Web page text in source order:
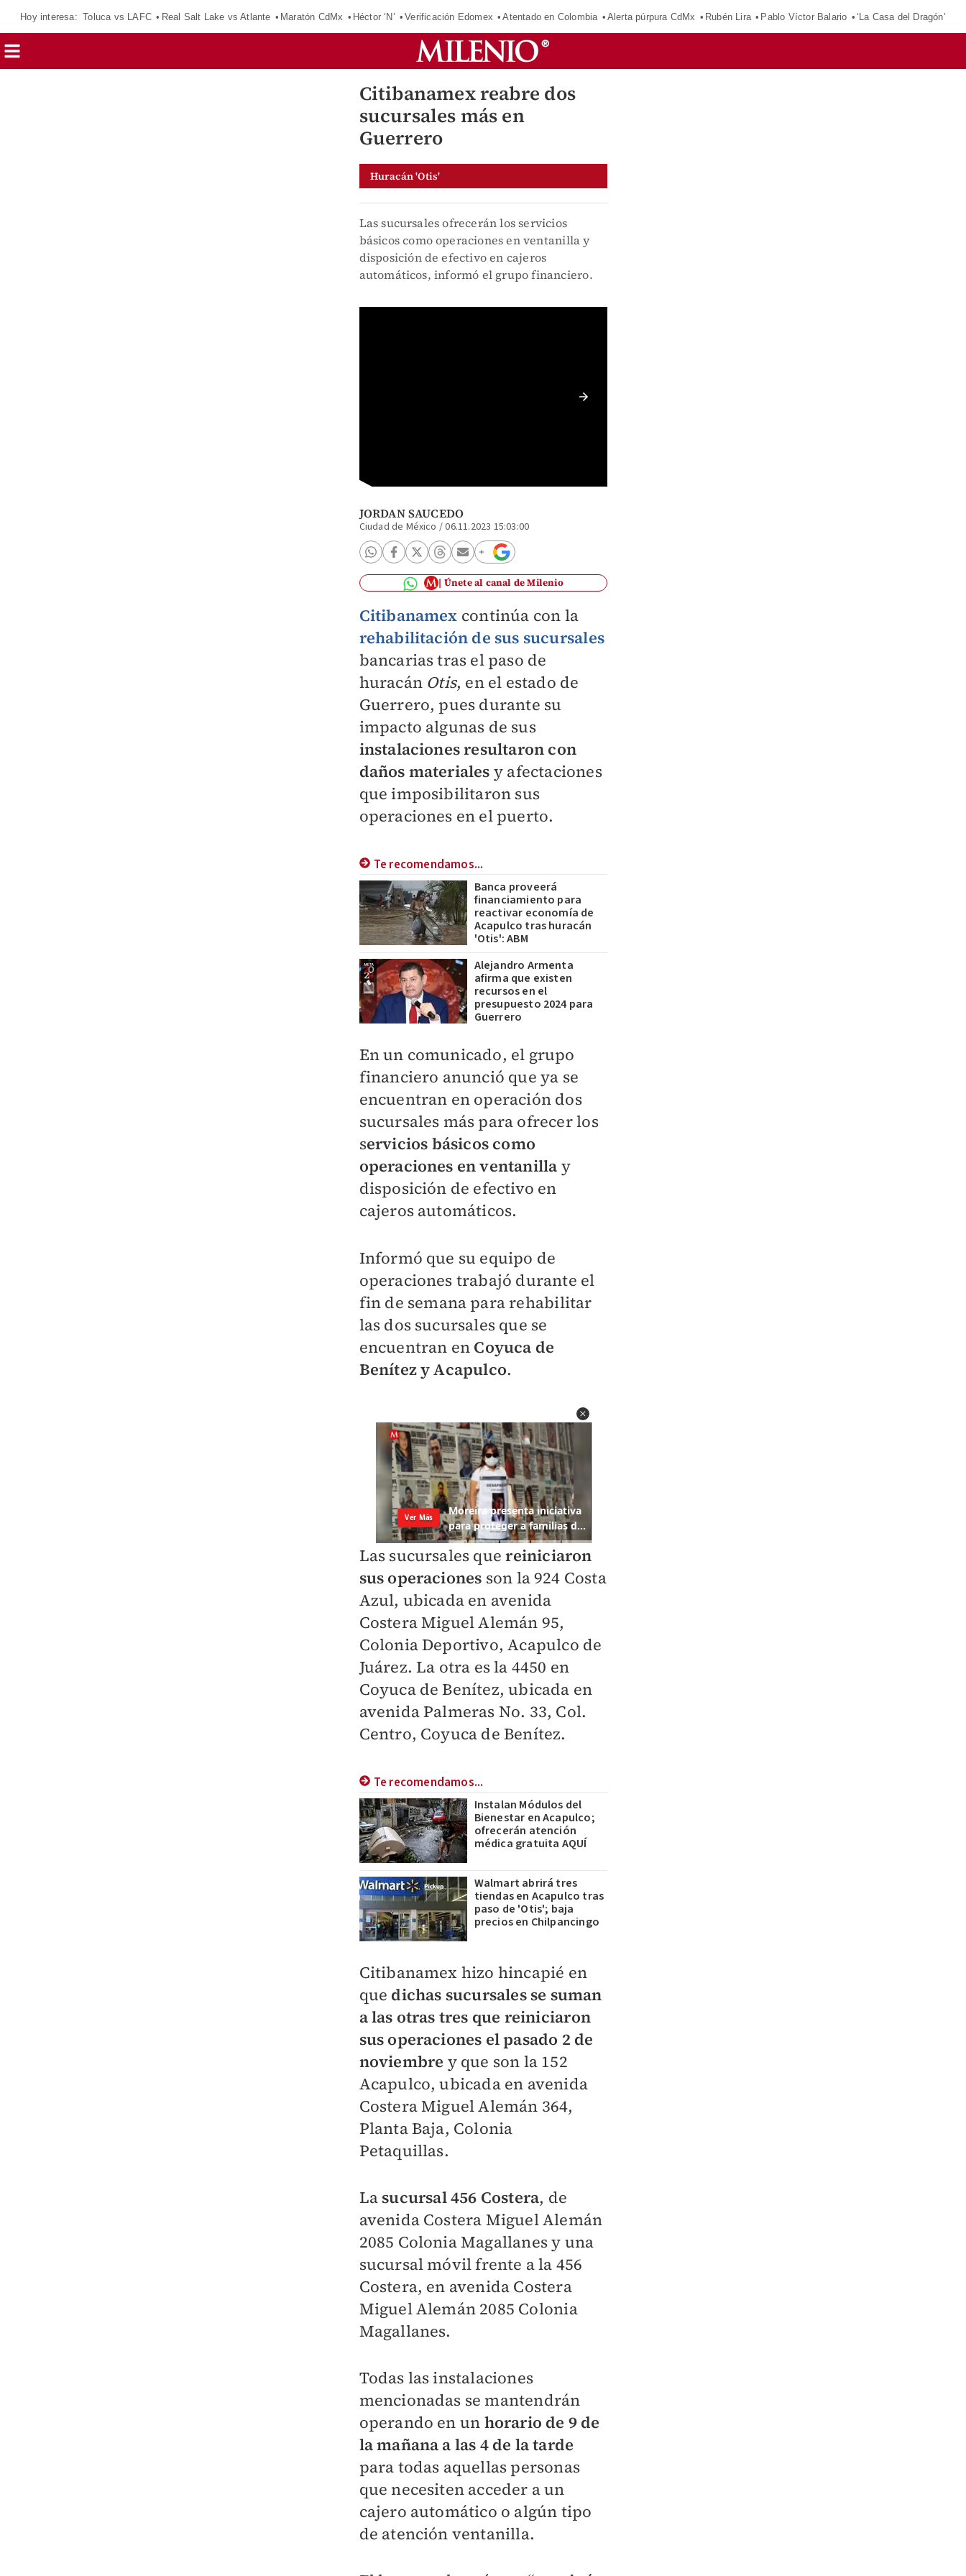
Hoy interesa: Toluca vs LAFC Real Salt Lake vs Atlante Maratón CdMx Héctor ‘N’ Verificación Edomex Atentado en Colombia Alerta púrpura CdMx Rubén Lira Pablo Víctor Balario ‘La Casa del Dragón’
Citibanamex reabre dos
sucursales más en
Guerrero
Huracán 'Otis'
Las sucursales ofrecerán los servicios
básicos como operaciones en ventanilla y
disposición de efectivo en cajeros
automáticos, informó el grupo financiero.
JORDAN SAUCEDO
Ciudad de México /06.11.2023 15:03:00
Únete al canal de Milenio
Citibanamex continúa con la
rehabilitación de sus sucursales
bancarias tras el paso de
huracán Otis, en el estado de
Guerrero, pues durante su
impacto algunas de sus
instalaciones resultaron con
daños materiales y afectaciones
que imposibilitaron sus
operaciones en el puerto.
Te recomendamos...
Banca proveerá
financiamiento para
reactivar economía de
Acapulco tras huracán
'Otis': ABM
Alejandro Armenta
afirma que existen
recursos en el
presupuesto 2024 para
Guerrero
En un comunicado, el grupo
financiero anunció que ya se
encuentran en operación dos
sucursales más para ofrecer los
servicios básicos como
operaciones en ventanilla y
disposición de efectivo en
cajeros automáticos.
Informó que su equipo de
operaciones trabajó durante el
fin de semana para rehabilitar
las dos sucursales que se
encuentran en Coyuca de
Benítez y Acapulco.
Las sucursales quereiniciaron
sus operaciones son la 924 Costa
Azul, ubicada en avenida
Costera Miguel Alemán 95,
Colonia Deportivo, Acapulco de
Juárez. La otra es la 4450 en
Coyuca de Benítez, ubicada en
avenida Palmeras No. 33, Col.
Centro, Coyuca de Benítez.
Te recomendamos...
Instalan Módulos del
Bienestar en Acapulco;
ofrecerán atención
médica gratuita AQUÍ
Walmart abrirá tres
tiendas en Acapulco tras
paso de 'Otis'; baja
precios en Chilpancingo
Citibanamex hizo hincapié en
que dichas sucursales se suman
a las otras tres que reiniciaron
sus operaciones el pasado 2 de
noviembre y que son la 152
Acapulco, ubicada en avenida
Costera Miguel Alemán 364,
Planta Baja, Colonia
Petaquillas.
La sucursal 456 Costera, de
avenida Costera Miguel Alemán
2085 Colonia Magallanes y una
sucursal móvil frente a la 456
Costera, en avenida Costera
Miguel Alemán 2085 Colonia
Magallanes.
Todas las instalaciones
mencionadas se mantendrán
operando en un horario de 9 de
la mañana a las 4 de la tarde
para todas aquellas personas
que necesiten acceder a un
cajero automático o algún tipo
de atención ventanilla.